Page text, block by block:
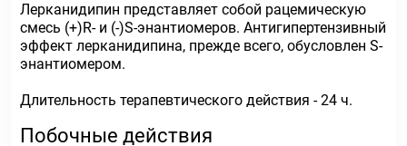
Лерканидипин представляет собой рацемическую
смесь (+)R- и (-)S-энантиомеров. Антигипертензивный
эффект лерканидипина, прежде всего, обусловлен S-
энантиомером.
Длительность терапевтического действия - 24 ч.
Побочные действия